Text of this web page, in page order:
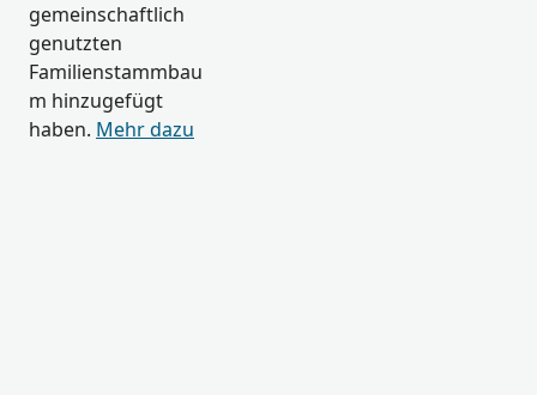
gemeinschaftlich
genutzten
Familienstammbau
m hinzugefügt
haben. Mehr dazu